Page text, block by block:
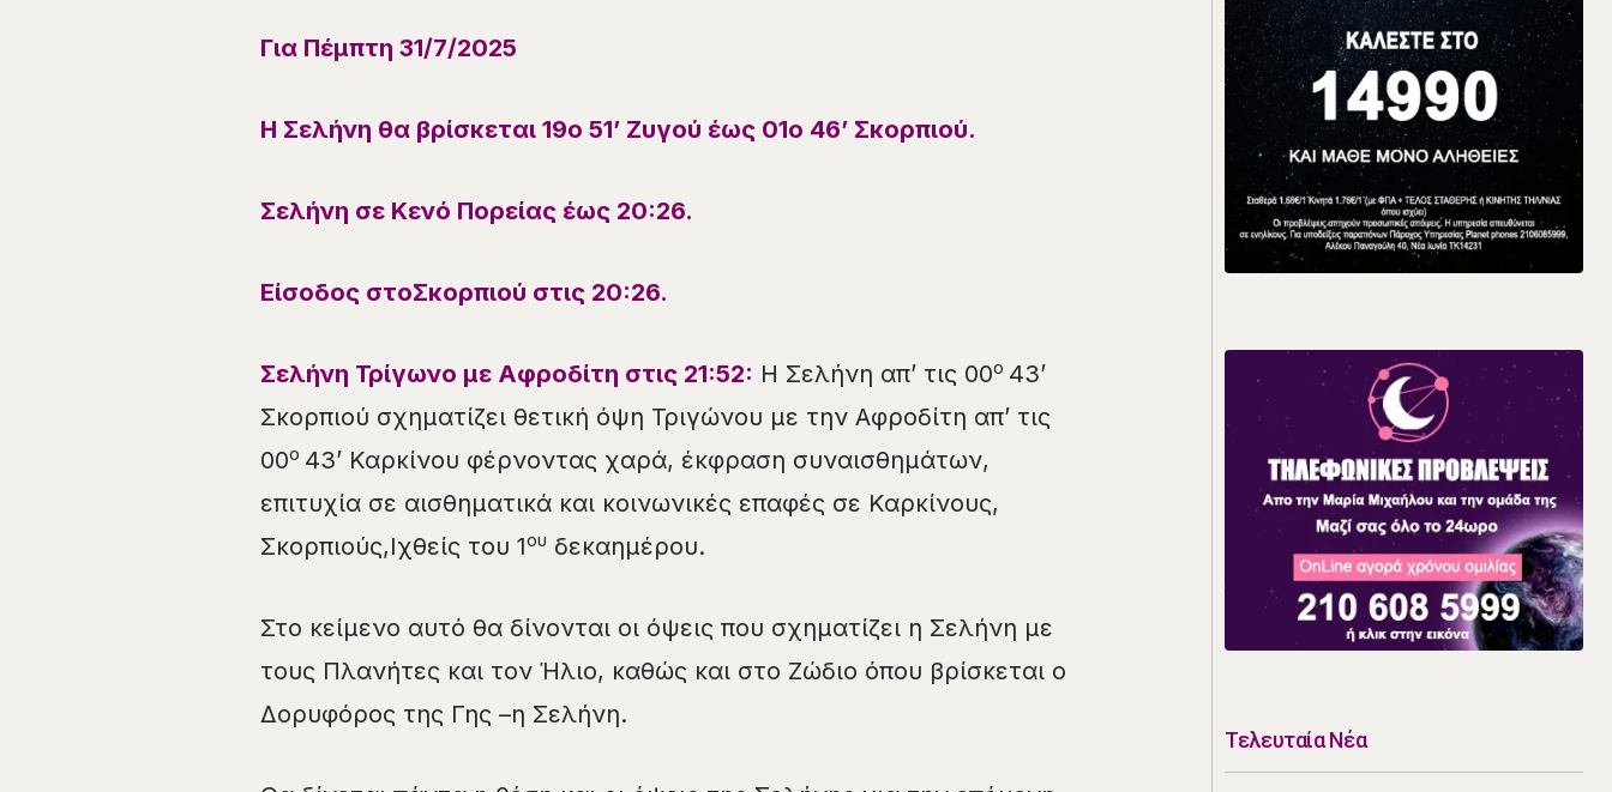
Για Πέμπτη 31/7/2025
Η Σελήνη θα βρίσκεται 19ο 51’ Ζυγού έως 01ο 46’ Σκορπιού.
Σελήνη σε Κενό Πορείας έως 20:26.
Είσοδος στοΣκορπιού στις 20:26.
Σελήνη Τρίγωνο με Αφροδίτη στις 21:52: Η Σελήνη απ’ τις 00ο 43’
Σκορπιού σχηματίζει θετική όψη Τριγώνου με την Αφροδίτη απ’ τις
00ο 43’ Καρκίνου φέρνοντας χαρά, έκφραση συναισθημάτων,
επιτυχία σε αισθηματικά και κοινωνικές επαφές σε Καρκίνους,
Σκορπιούς,Ιχθείς του 1ου δεκαημέρου.
Στο κείμενο αυτό θα δίνονται οι όψεις που σχηματίζει η Σελήνη με
τους Πλανήτες και τον Ήλιο, καθώς και στο Ζώδιο όπου βρίσκεται ο
Δορυφόρος της Γης –η Σελήνη.
Τελευταία Νέα